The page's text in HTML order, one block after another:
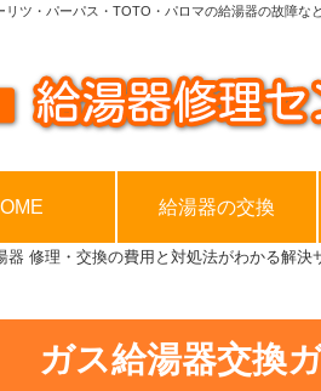
リツ・パーパス・TOTO・パロマの給湯器の故障な
給湯器の交換
器 修理・交換の費用と対処法がわかる解決
ガス給湯器交換